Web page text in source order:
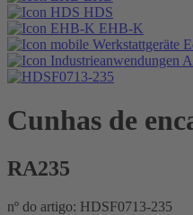
HDS
EHB-K
Cunhas de
RA235
nº do artigo: HDSF0713-235